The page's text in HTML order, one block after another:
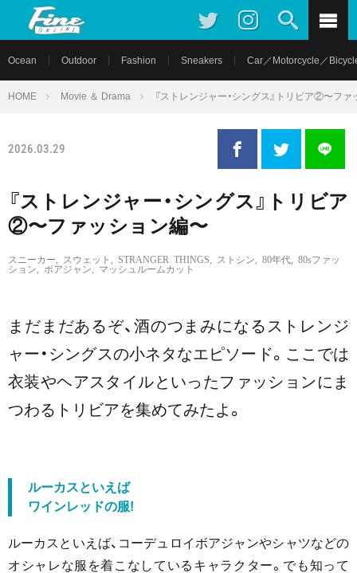
Ocean Outdoor Fashion Sneakers Car／Motorcycle／
HOME Movie ＆ Drama 『ストレンジャー・シングス』トリビア②〜フ
2026.03.29
『ストレンジャー・シングス』トリビア
②〜ファッション編〜
スニーカー スウェット STRANGER THINGS ストシン 80年代
80sファッ
ション
ボアジャン マッシュルームカット
まだまだあるぞ、酒のつまみになるストレンジ
ャー・シングスの小ネタなエピソード。ここでは
衣装やヘアスタイルといったファッションにま
つわるトリビアを集めてみたよ。
ルーカスといえば
ワインレッドの服!
ルーカスといえば、コーデュロイボアジャンやシャツなどの
オシャレな服を着こなしているキャラクター。でも知って